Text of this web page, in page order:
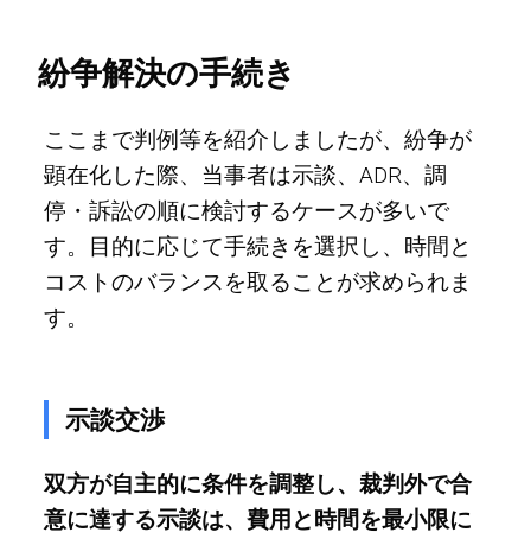
紛争解決の手続き
ここまで判例等を紹介しましたが、紛争が
顕在化した際、当事者は示談、ADR、調
停・訴訟の順に検討するケースが多いで
す。目的に応じて手続きを選択し、時間と
コストのバランスを取ることが求められま
す。
示談交渉
双方が自主的に条件を調整し、裁判外で合
意に達する示談は、費用と時間を最小限に